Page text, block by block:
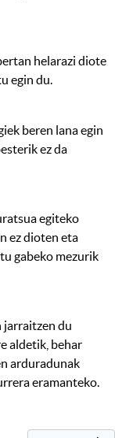
helarazi diote
egin du.
beren lana egin
ez da
egiteko
ez dioten eta
gabeko mezurik
jarraitzen du
aldetik, behar
arduradunak
eramanteko.